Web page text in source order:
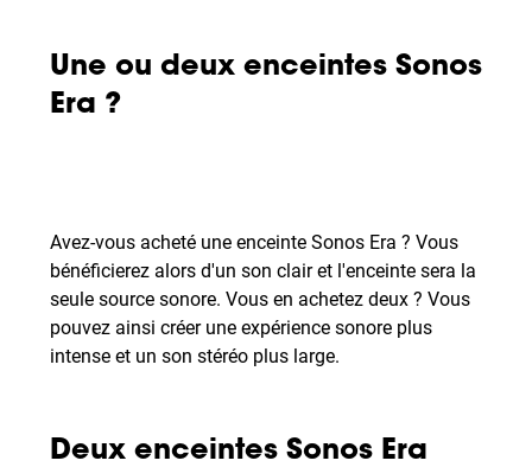
Une ou deux enceintes Sonos
Era ?
Avez-vous acheté une enceinte Sonos Era ? Vous
bénéficierez alors d'un son clair et l'enceinte sera la
seule source sonore. Vous en achetez deux ? Vous
pouvez ainsi créer une expérience sonore plus
intense et un son stéréo plus large.
Deux enceintes Sonos Era